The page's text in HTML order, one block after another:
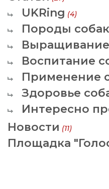
UKRing (4)
Породы собак
Воспитание
Применение
Здоровье
Интересно
Новости (11)
Площадка